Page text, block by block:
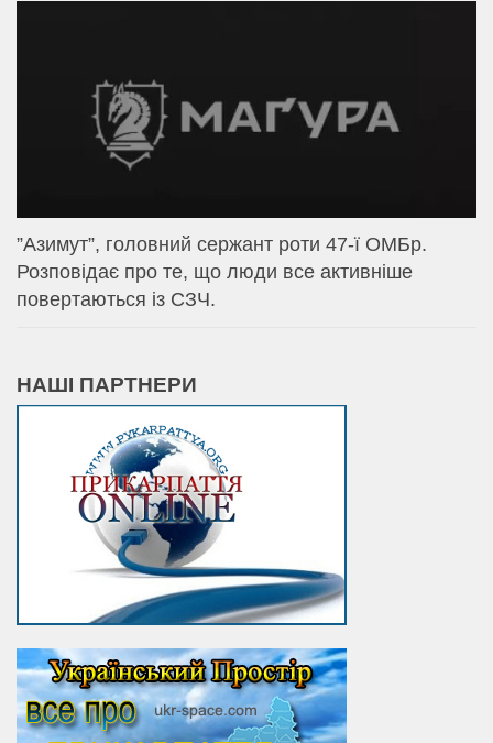
⁨”Азимут”, головний сержант роти 47-ї ОМБр.
Розповідає про те, що люди все активніше
повертаються із СЗЧ.
НАШІ ПАРТНЕРИ